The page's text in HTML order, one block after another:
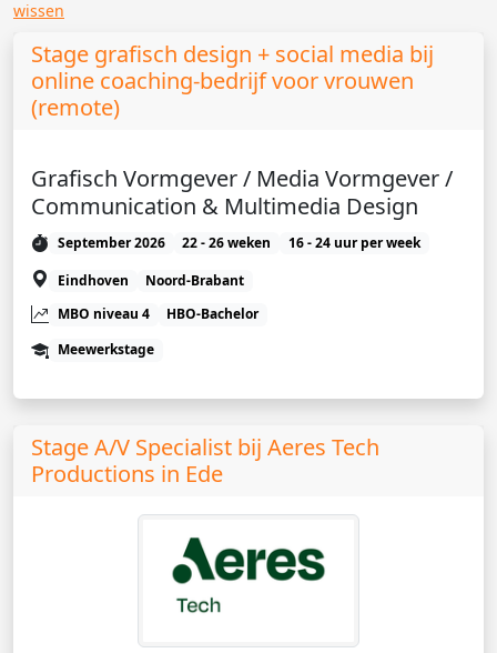
wissen
Stage grafisch design + social media bij
online coaching-bedrijf voor vrouwen
(remote)
Grafisch Vormgever / Media Vormgever /
Communication & Multimedia Design
September 2026 22 - 26 weken
16 - 24 uur per week
Eindhoven
Noord-Brabant
MBO niveau 4
HBO-Bachelor
Meewerkstage
Stage A/V Specialist bij Aeres Tech
Productions in Ede